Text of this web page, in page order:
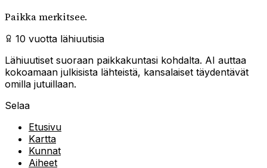
Paikka merkitsee.
10 vuotta lähiuutisia
Lähiuutiset suoraan paikkakuntasi kohdalta. AI auttaa
kokoamaan julkisista lähteistä, kansalaiset täydentävät
omilla jutuillaan.
Selaa
Etusivu
Kartta
Kunnat
Aiheet